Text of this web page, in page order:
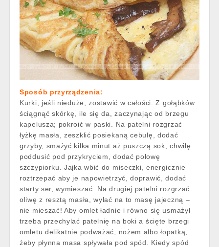
Sposób przyrządzenia:
Kurki, jeśli nieduże, zostawić w całości. Z gołąbków
ściągnąć skórkę, ile się da, zaczynając od brzegu
kapelusza; pokroić w paski. Na patelni rozgrzać
łyżkę masła, zeszklić posiekaną cebulę, dodać
grzyby, smażyć kilka minut aż puszczą sok, chwilę
poddusić pod przykryciem, dodać połowę
szczypiorku. Jajka wbić do miseczki, energicznie
roztrzepać aby je napowietrzyć, doprawić, dodać
starty ser, wymieszać. Na drugiej patelni rozgrzać
oliwę z resztą masła, wylać na to masę jajeczną –
nie mieszać! Aby omlet ładnie i równo się usmażył
trzeba przechylać patelnię na boki a ścięte brzegi
omletu delikatnie podważać, nożem albo łopatką,
żeby płynna masa spływała pod spód. Kiedy spód